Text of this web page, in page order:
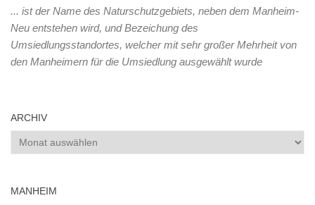
... ist der Name des Naturschutzgebiets, neben dem Manheim-
Neu entstehen wird, und Bezeichung des
Umsiedlungsstandortes, welcher mit sehr großer Mehrheit von
den Manheimern für die Umsiedlung ausgewählt wurde
ARCHIV
Archiv
MANHEIM